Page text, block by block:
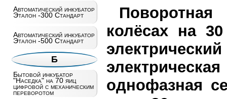
Автоматический инкубатор
Эталон -300 Стандарт
Автоматический инкубатор
Эталон -500 Стандарт
Б
Бытовой инкубатор
"Наседка" на 70 яиц
цифровой с механическим
переворотом
колёсах на
однофазная